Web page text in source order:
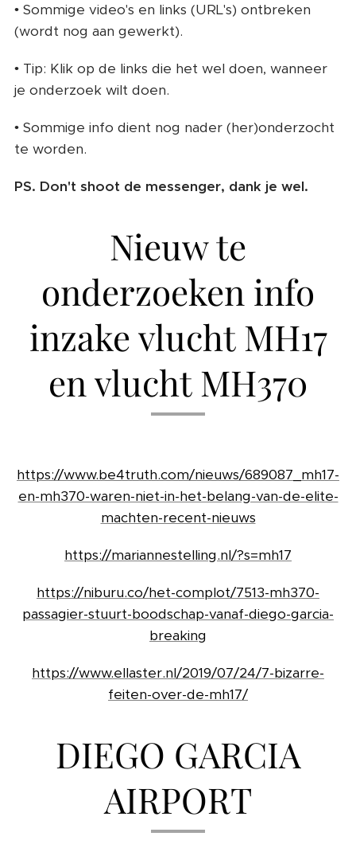
• Sommige video's en links (URL's) ontbreken
(wordt nog aan gewerkt).
• Tip: Klik op de links die het wel doen, wanneer
je onderzoek wilt doen.
• Sommige info dient nog nader (her)onderzocht
te worden.
PS. Don't shoot de messenger, dank je wel.
Nieuw te
onderzoeken info
inzake vlucht MH17
en vlucht MH370
https://www.be4truth.com/nieuws/689087_mh17-
en-mh370-waren-niet-in-het-belang-van-de-elite-
machten-recent-nieuws
https://mariannestelling.nl/?s=mh17
https://niburu.co/het-complot/7513-mh370-
passagier-stuurt-boodschap-vanaf-diego-garcia-
breaking
https://www.ellaster.nl/2019/07/24/7-bizarre-
feiten-over-de-mh17/
DIEGO GARCIA
AIRPORT